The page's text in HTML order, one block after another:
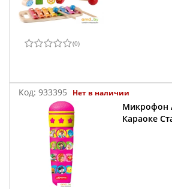
(0)
Код: 933395 Нет в наличии
Микрофон
Караоке